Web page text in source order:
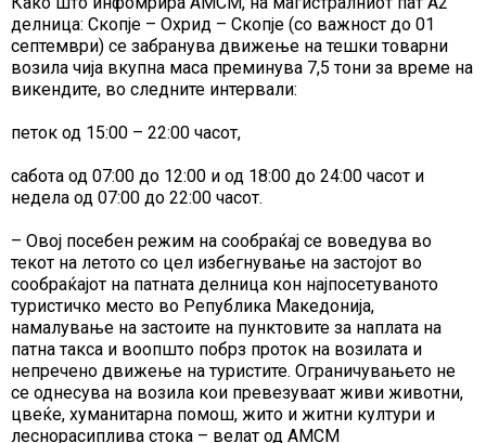
делница: Скопје – Охрид – Скопје (со важност до 01
септември) се забранува движење на тешки товарни
возила чија вкупна маса преминува 7,5 тони за време на
викендите, во следните интервали:
петок од 15:00 – 22:00 часот,
сабота од 07:00 до 12:00 и од 18:00 до 24:00 часот и
недела од 07:00 до 22:00 часот.
– Овој посебен режим на сообраќај се воведува во
текот на летото со цел избегнување на застојот во
сообраќајот на патната делница кон најпосетуваното
туристичко место во Република Македонија,
намалување на застоите на пунктовите за наплата на
патна такса и воопшто побрз проток на возилата и
непречено движење на туристите. Ограничувањето не
се однесува на возила кои превезуваат живи животни,
цвеќе, хуманитарна помош, жито и житни култури и
леснорасиплива стока – велат од АМСМ